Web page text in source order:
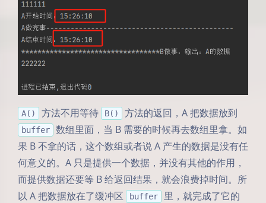
A() 方法不用等待 B() 方法的返回，A 把数据放到
buffer
数组里面，当 B 需要的时候再去数组里拿。如
果 B 不拿的话，这个数组或者说 A 产生的数据是没有任
何意义的。A 只是提供一个数据，并没有其他的作用，
而提供数据还要等 B 给返回结果，就会浪费掉时间。所
以 A 把数据放在了缓冲区
buffer
里，就完成了它的